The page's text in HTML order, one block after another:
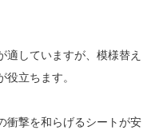
適していますが、模様替え
立ちます。
衝撃を和らげるシートが安